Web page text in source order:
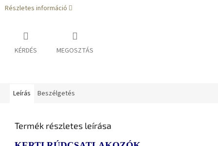
Részletes információ
KÉRDÉS MEGOSZTÁS
Leírás Beszélgetés
Termék részletes leírása